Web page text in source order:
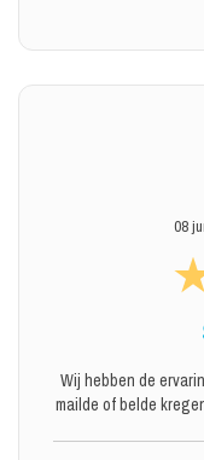
08
Wij hebben de
mailde of belde